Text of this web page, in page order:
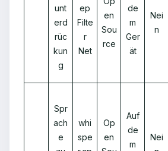
unt
erd
rüc
kun
g
ep
Filte
r
Net
en
Sou
rce
de
m
Ger
ät
Nei
n
Spr
ach
e
whi
spe
Op
en
Auf
de
m
Nei